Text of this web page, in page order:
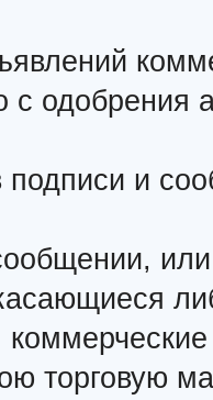
с одобрения
подписи и
торговую